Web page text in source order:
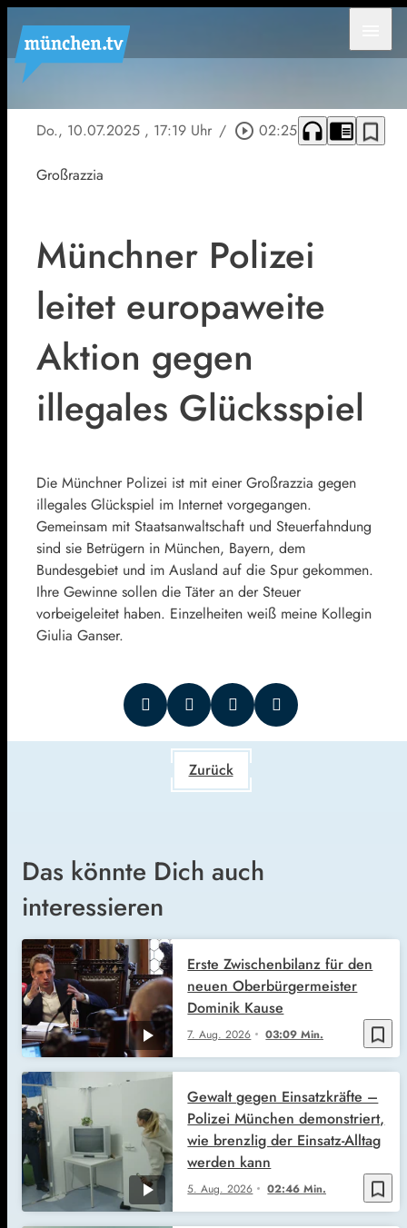
Do., 10.07.2025 , 17:19 Uhr / play_circle_outline 02:25 headphones chrome_reader_mode bookmark_border
Großrazzia
Münchner Polizei
leitet europaweite
Aktion gegen
illegales Glücksspiel
Die Münchner Polizei ist mit einer Großrazzia gegen
illegales Glückspiel im Internet vorgegangen.
Gemeinsam mit Staatsanwaltschaft und Steuerfahndung
sind sie Betrügern in München, Bayern, dem
Bundesgebiet und im Ausland auf die Spur gekommen.
Ihre Gewinne sollen die Täter an der Steuer
vorbeigeleitet haben. Einzelheiten weiß meine Kollegin
Giulia Ganser.
Zurück
Das könnte Dich auch
interessieren
bookmark_border
7. Aug. 2026 03:09 Min.
Erste Zwischenbilanz für den
neuen Oberbürgermeister
Dominik Kause
bookmark_border
5. Aug. 2026 02:46 Min.
Gewalt gegen Einsatzkräfte –
Polizei München demonstriert,
wie brenzlig der Einsatz-Alltag
werden kann